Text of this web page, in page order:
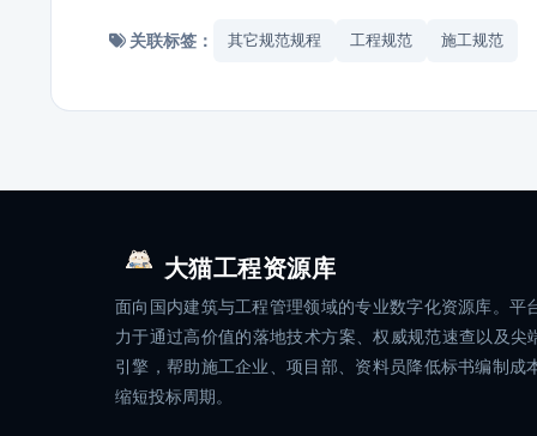
关联标签： 其它规范规程 工程规范 施工规范
大猫工程资源库
面向国内建筑与工程管理领域的专业数字化资源库。平
力于通过高价值的落地技术方案、权威规范速查以及尖
引擎，帮助施工企业、项目部、资料员降低标书编制成
缩短投标周期。